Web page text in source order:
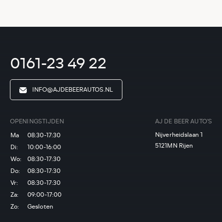
0161-23 49 22
INFO@AJDEBEERAUTOS.NL
OPENINGSTIJDEN
Ma
08:30-17:30
Di:
10:00-16:00
Wo:
08:30-17:30
Do:
08:30-17:30
Vr:
08:30-17:30
Za:
09:00-17:00
Zo:
Gesloten
AJ DE BEER AUTO'S
Nijverheidslaan 1
5121MN Rijen